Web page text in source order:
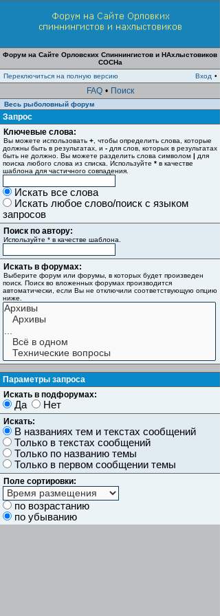
Форум на Сайте Орловских Спиннингистов и НАхлыстовиков
СОСНа
Переключиться на полную версию
Вход •
FAQ • Поиск
Весь рыболовный форум
Запрос
Ключевые слова:
Вы можете использовать + , чтобы определить слова, которые
должны быть в результатах, и - для слов, которых в результатах
быть не должно. Вы можете разделить слова символом | для
поиска любого слова из списка. Используйте * в качестве
шаблона для частичного совпадения.
Искать все слова
Искать любое слово/поиск с языком
запросов
Поиск по автору:
Используйте * в качестве шаблона.
Искать в форумах:
Выберите форум или форумы, в которых будет произведен
поиск. Поиск во вложенных форумах производится
автоматически, если Вы не отключили соответствующую опцию
ниже.
Параметры запроса
Искать в подфорумах:
Да Нет
Искать:
В названиях тем и текстах сообщений
Только в текстах сообщений
Только по названию темы
Только в первом сообщении темы
Поле сортировки:
по возрастанию
по убыванию